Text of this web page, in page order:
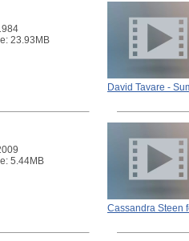
23.93MB
David Tavare -
5.44MB
Cassandra Steen